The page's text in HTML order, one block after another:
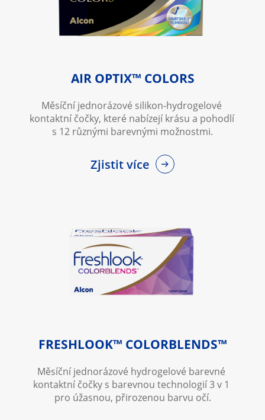
AIR OPTIX™ COLORS
Měsíční jednorázové silikon-hydrogelové
kontaktní čočky, které nabízejí krásu a pohodlí
s 12 různými barevnými možnostmi.
Zjistit více
FRESHLOOK™ COLORBLENDS™
Měsíční jednorázové hydrogelové barevné
kontaktní čočky s barevnou technologií 3 v 1
pro úžasnou, přirozenou barvu očí.